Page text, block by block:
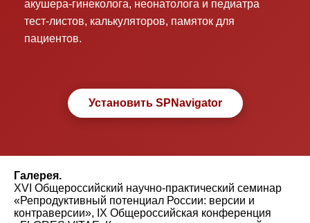
акушера-гинеколога, неонатолога и педиатра
тест-листов, калькуляторов, памяток для
пациентов.
Установить SPNavigator
Галерея.
XVI Общероссийский научно-практический семинар
«Репродуктивный потенциал России: версии и
контраверсии», IX Общероссийская конференция